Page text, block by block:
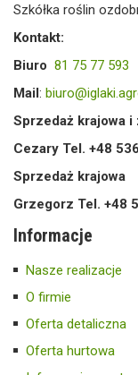
Szkółka roślin
Kontakt:
Biuro 81 75 77 593
Mail:
Sprzedaż krajowa
Cezary Tel. +48
Sprzedaż krajowa
Grzegorz Tel. +48
Informacje
Nasze realizacje
O firmie
Oferta detaliczna
Oferta hurtowa